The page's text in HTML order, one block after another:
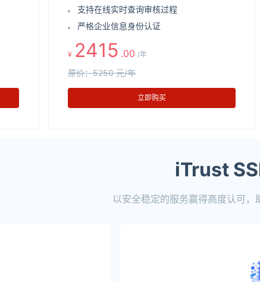
支持在线实时查询审核过程
严格企业信息身份认证
¥ 2415 .00 /年
原价：5250 元/年
立即购买
iTrust
以安全稳定的服务赢得高度认可，